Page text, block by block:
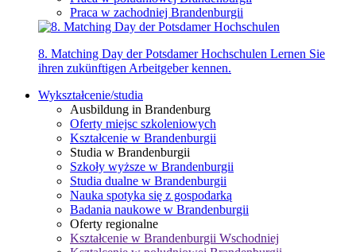
Praca w zachodniej Brandenburgii
8. Matching Day der Potsdamer Hochschulen Lernen Sie
ihren zukünftigen Arbeitgeber kennen.
Wykształcenie/studia
Ausbildung in Brandenburg
Oferty miejsc szkoleniowych
Kształcenie w Brandenburgii
Studia w Brandenburgii
Szkoły wyższe w Brandenburgii
Studia dualne w Brandenburgii
Nauka spotyka się z gospodarką
Badania naukowe w Brandenburgii
Oferty regionalne
Kształcenie w Brandenburgii Wschodniej